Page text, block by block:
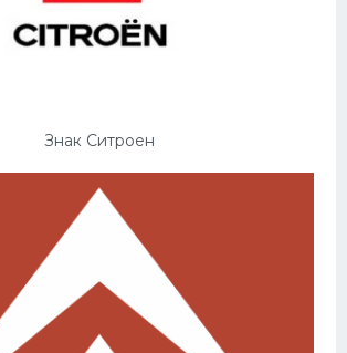
Знак Ситроен